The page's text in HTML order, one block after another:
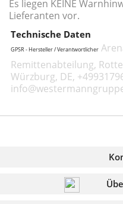
Es liegen KEINE
Lieferanten vor.
Technische Daten
GPSR - Hersteller / Verantwortlicher
Remittenabteilung,
Würzburg, DE,